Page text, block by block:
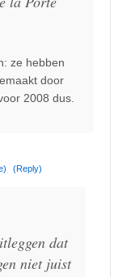
ze hebben
door
2008 dus.
(Reply)
dat
niet juist